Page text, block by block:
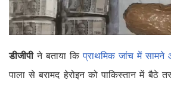
डीजीपीने बताया किप्राथमिक जांच में सामने
पाला से बरामद हेरोइन को पाकिस्तान में बैठे